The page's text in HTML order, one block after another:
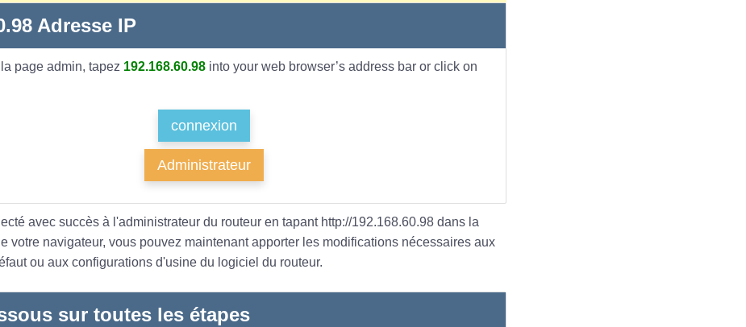
Adresse IP
page admin, tapez 192.168.60.98 into your web browser’s address bar or click on
connexion
Administrateur
avec succès à l'administrateur du routeur en tapant http://192.168.60.98 dans la
votre navigateur, vous pouvez maintenant apporter les modifications nécessaires aux
ou aux configurations d'usine du logiciel du routeur.
sur toutes les étapes